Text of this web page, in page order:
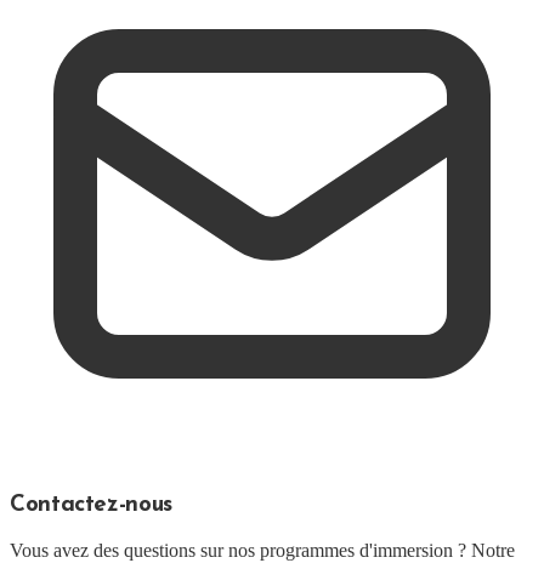
Contactez-nous
Vous avez des questions sur nos programmes d'immersion ? Notre